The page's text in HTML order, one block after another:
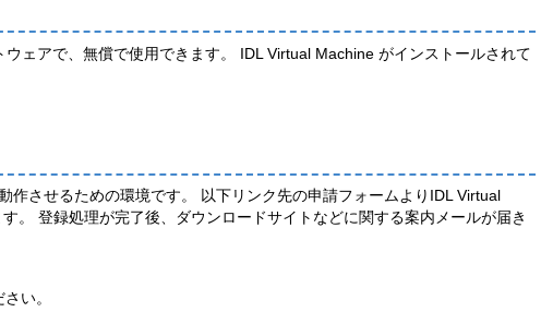
ェアで、無償で使用できます。 IDL Virtual Machine がインストールされて
させるための環境です。 以下リンク先の申請フォームよりIDL Virtual
。 登録処理が完了後、ダウンロードサイトなどに関する案内メールが届き
い。